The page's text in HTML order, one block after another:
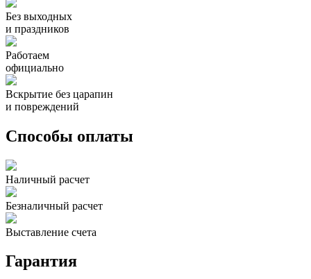
Без выходных
и праздников
Работаем
официально
Вскрытие без царапин
и повреждений
Способы оплаты
Наличный расчет
Безналичный расчет
Выставление счета
Гарантия